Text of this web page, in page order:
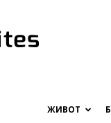
списание
ЖИВОТ